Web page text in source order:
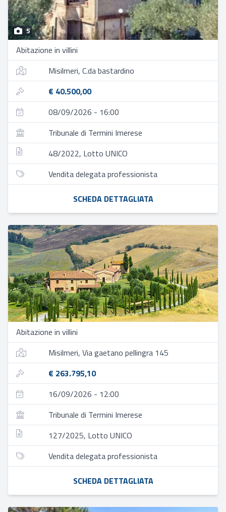
5
Abitazione in villini
Misilmeri, C.da bastardino
€ 40.500,00
08/09/2026 - 16:00
Tribunale di Termini Imerese
48/2022, Lotto UNICO
Vendita delegata professionista
SCHEDA DETTAGLIATA
Abitazione in villini
Misilmeri, Via gaetano pellingra 145
€ 263.795,10
16/09/2026 - 12:00
Tribunale di Termini Imerese
127/2025, Lotto UNICO
Vendita delegata professionista
SCHEDA DETTAGLIATA